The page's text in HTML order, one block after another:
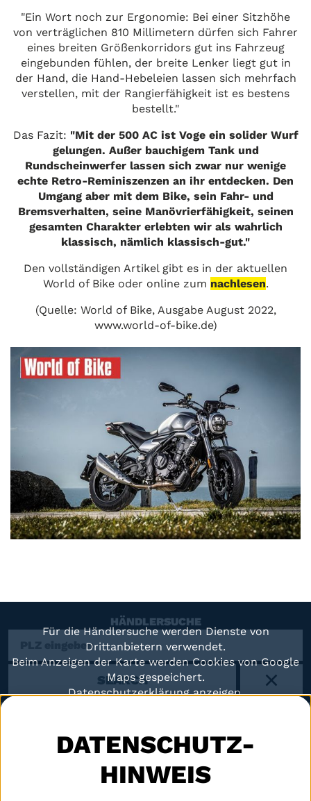
DATENSCHUTZ-
HINWEIS
"Ein Wort noch zur Ergonomie: Bei einer Sitzhöhe
von verträglichen 810 Millimetern dürfen sich Fahrer
eines breiten Größenkorridors gut ins Fahrzeug
eingebunden fühlen, der breite Lenker liegt gut in
der Hand, die Hand-Hebeleien lassen sich mehrfach
verstellen, mit der Rangierfähigkeit ist es bestens
bestellt."
Das Fazit: "Mit der 500 AC ist Voge ein solider Wurf
gelungen. Außer bauchigem Tank und
Rundscheinwerfer lassen sich zwar nur wenige
echte Retro-Reminiszenzen an ihr entdecken. Den
Umgang aber mit dem Bike, sein Fahr- und
Bremsverhalten, seine Manövrierfähigkeit, seinen
gesamten Charakter erlebten wir als wahrlich
klassisch, nämlich klassisch-gut."
Den vollständigen Artikel gibt es in der aktuellen
World of Bike oder online zum nachlesen.
(Quelle: World of Bike, Ausgabe August 2022,
www.world-of-bike.de)
HÄNDLERSUCHE
SEARCH X
Für die Händlersuche werden Dienste von
Drittanbietern verwendet.
Beim Anzeigen der Karte werden Cookies von Google
Maps gespeichert.
Datenschutzerklärung anzeigen.
KARTE ANZEIGEN